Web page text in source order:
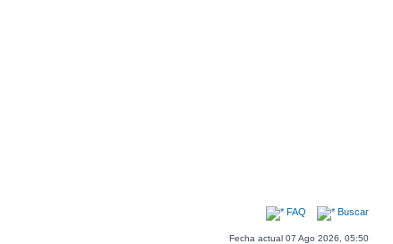
FAQ Buscar
Fecha actual 07 Ago 2026, 05:50